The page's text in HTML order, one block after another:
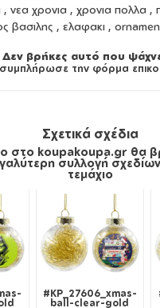
, νεα χρονια , χρονια πολλα ,
βασιλης , ελαφακι ,
Δεν βρήκες αυτό που
συμπλήρωσε την φόρμα
Σχετικά σχέδια
στο koupakoupa.gr θα
συλλογή
τεμάχιο
#KP_27606_xmas-
ball-clear-gold